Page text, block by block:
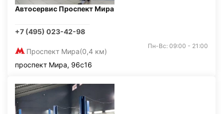
Автосервис Проспект Мира
+7 (495) 023-42-98
Проспект Мира(0,4 км)
Пн-Вс: 09:00 - 21:00
проспект Мира, 96с16